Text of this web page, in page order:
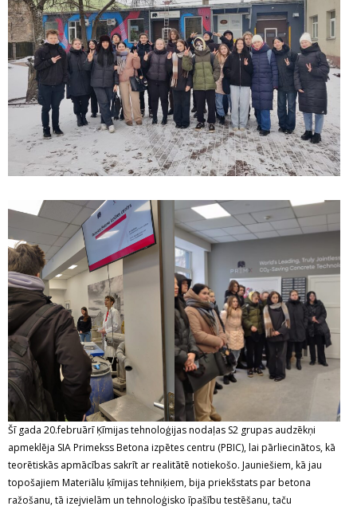
Šī gada 20.februārī Ķīmijas tehnoloģijas nodaļas S2 grupas audzēkņi
apmeklēja SIA Primekss Betona izpētes centru (PBIC), lai pārliecinātos, kā
teorētiskās apmācības sakrīt ar realitātē notiekošo. Jauniešiem, kā jau
topošajiem Materiālu ķīmijas tehniķiem, bija priekšstats par betona
ražošanu, tā izejvielām un tehnoloģisko īpašību testēšanu, taču